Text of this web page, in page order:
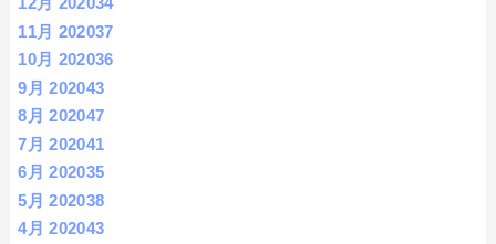
11月 202037
10月 202036
9月 202043
8月 202047
7月 202041
6月 202035
5月 202038
4月 202043